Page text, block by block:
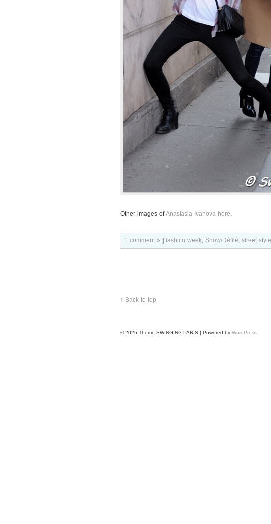
Other images ofAnastasia Ivanova here.
1 comment » fashion week, Show/Défilé, street style
↑ Back to top
© 2026 Theme SWINGING-PARIS | Powered by WordPress